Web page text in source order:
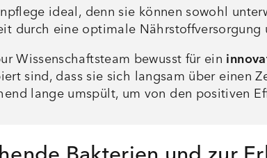
ideal, denn sie können sowohl
durch eine optimale Nährstoffversorgung
Wissenschaftsteam bewusst für ein
sind, dass sie sich langsam über einen
lange umspült, um von den positiven